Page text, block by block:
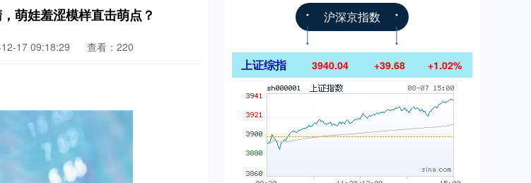
萌娃羞涩模样直击萌点？
17 09:18:29 查看：220
沪深京指数
上证综指 3940.04 +39.68 +1.02%